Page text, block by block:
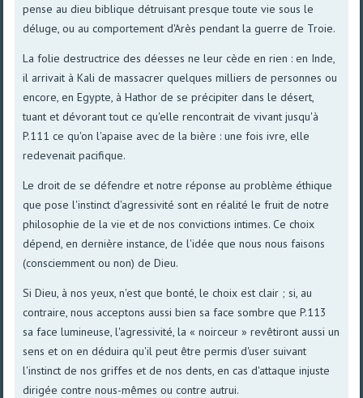
pense au dieu biblique détruisant presque toute vie sous le
déluge, ou au comportement d'Arès pendant la guerre de Troie.
La folie destructrice des déesses ne leur cède en rien : en Inde,
il arrivait à Kali de massacrer quelques milliers de personnes ou
encore, en Egypte, à Hathor de se précipiter dans le désert,
tuant et dévorant tout ce qu'elle rencontrait de vivant jusqu'à
P.111 ce qu'on l'apaise avec de la bière : une fois ivre, elle
redevenait pacifique.
Le droit de se défendre et notre réponse au problème éthique
que pose l'instinct d'agressivité sont en réalité le fruit de notre
philosophie de la vie et de nos convictions intimes. Ce choix
dépend, en dernière instance, de l'idée que nous nous faisons
(consciemment ou non) de Dieu.
Si Dieu, à nos yeux, n'est que bonté, le choix est clair ; si, au
contraire, nous acceptons aussi bien sa face sombre que P.113
sa face lumineuse, l'agressivité, la « noirceur » revêtiront aussi un
sens et on en déduira qu'il peut être permis d'user suivant
l'instinct de nos griffes et de nos dents, en cas d'attaque injuste
dirigée contre nous-mêmes ou contre autrui.